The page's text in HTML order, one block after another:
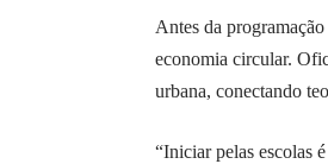
Antes da
economia circular.
urbana, conectando
“Iniciar pelas escolas